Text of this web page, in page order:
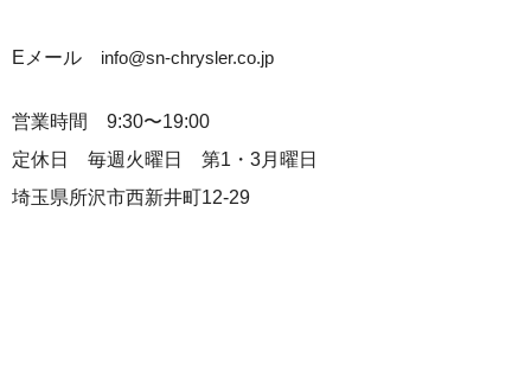
Eメール info@sn-chrysler.co.jp
営業時間 9:30〜19:00
定休日 毎週火曜日 第1・3月曜日
埼玉県所沢市西新井町12-29